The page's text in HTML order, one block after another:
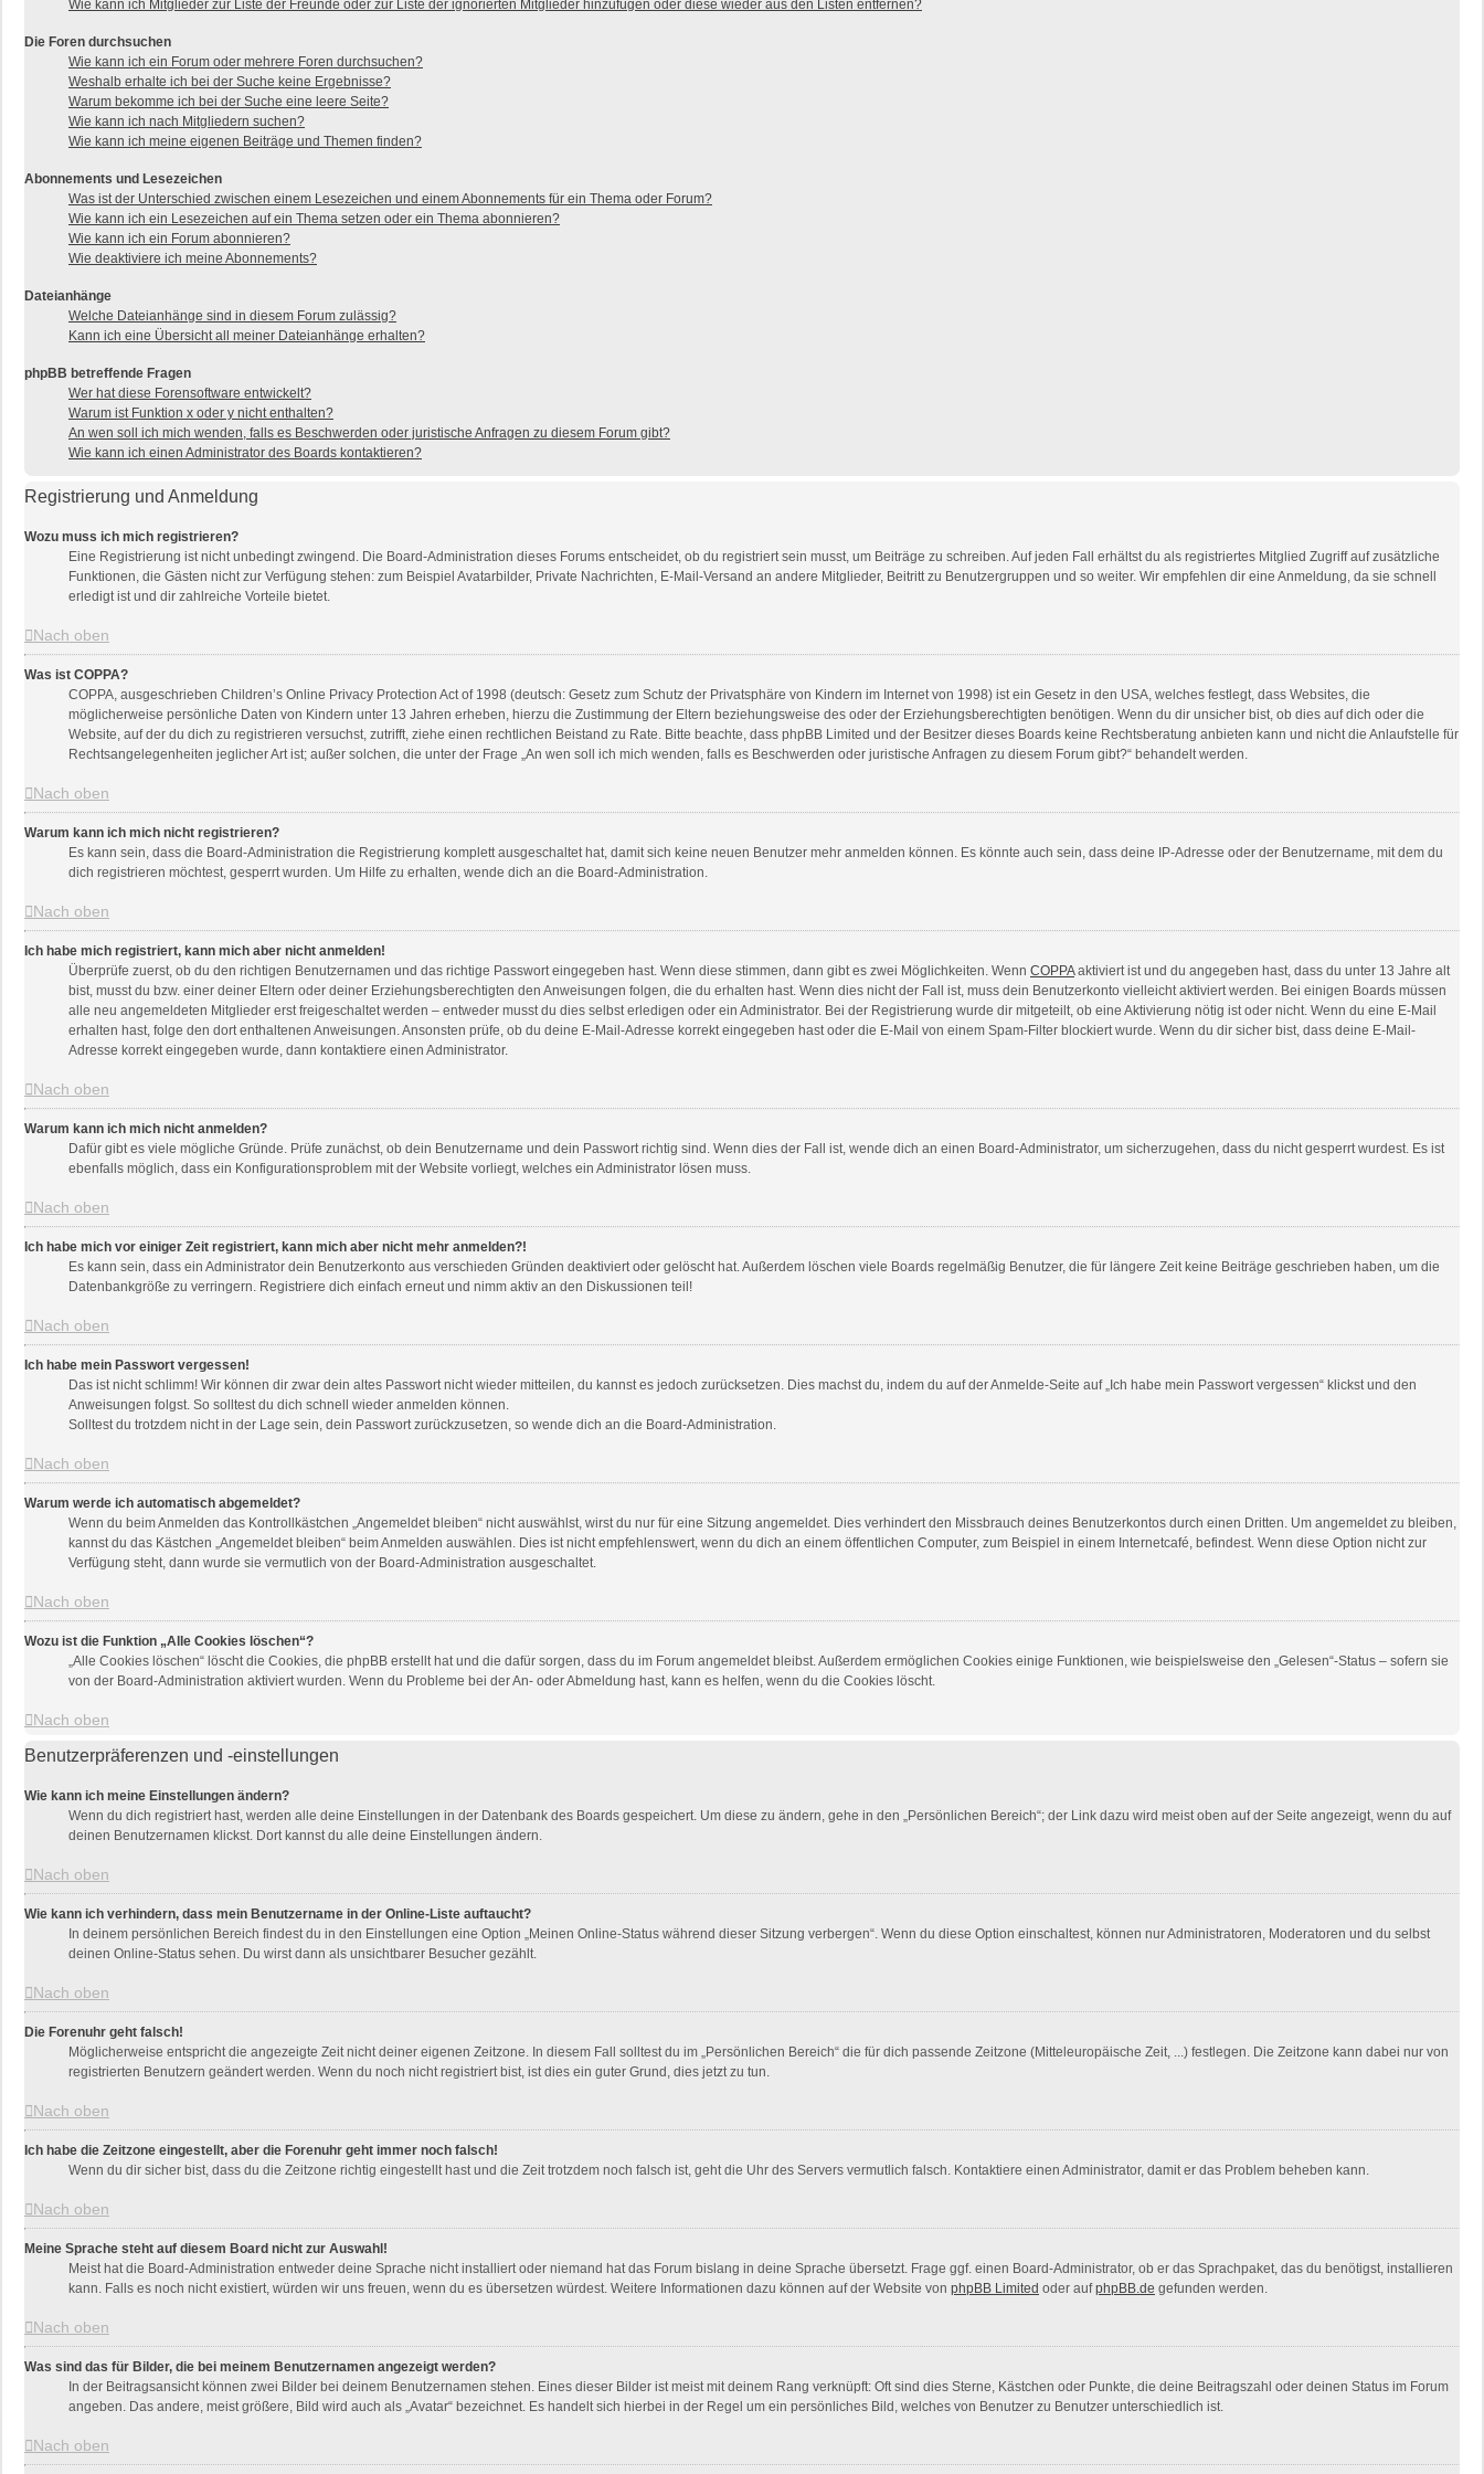
Wie kann ich Mitglieder zur Liste der Freunde oder zur Liste der ignorierten Mitglieder hinzufügen oder diese wieder aus den Listen entfernen?
Die Foren durchsuchen
Wie kann ich ein Forum oder mehrere Foren durchsuchen?
Weshalb erhalte ich bei der Suche keine Ergebnisse?
Warum bekomme ich bei der Suche eine leere Seite?
Wie kann ich nach Mitgliedern suchen?
Wie kann ich meine eigenen Beiträge und Themen finden?
Abonnements und Lesezeichen
Was ist der Unterschied zwischen einem Lesezeichen und einem Abonnements für ein Thema oder Forum?
Wie kann ich ein Lesezeichen auf ein Thema setzen oder ein Thema abonnieren?
Wie kann ich ein Forum abonnieren?
Wie deaktiviere ich meine Abonnements?
Dateianhänge
Welche Dateianhänge sind in diesem Forum zulässig?
Kann ich eine Übersicht all meiner Dateianhänge erhalten?
phpBB betreffende Fragen
Wer hat diese Forensoftware entwickelt?
Warum ist Funktion x oder y nicht enthalten?
An wen soll ich mich wenden, falls es Beschwerden oder juristische Anfragen zu diesem Forum gibt?
Wie kann ich einen Administrator des Boards kontaktieren?
Registrierung und Anmeldung
Wozu muss ich mich registrieren?
Eine Registrierung ist nicht unbedingt zwingend. Die Board-Administration dieses Forums entscheidet, ob du registriert sein musst, um Beiträge zu schreiben. Auf jeden Fall erhältst du als registriertes Mitglied Zugriff auf zusätzliche
Funktionen, die Gästen nicht zur Verfügung stehen: zum Beispiel Avatarbilder, Private Nachrichten, E-Mail-Versand an andere Mitglieder, Beitritt zu Benutzergruppen und so weiter. Wir empfehlen dir eine Anmeldung, da sie schnell
erledigt ist und dir zahlreiche Vorteile bietet.
Nach oben
Was ist COPPA?
COPPA, ausgeschrieben Children’s Online Privacy Protection Act of 1998 (deutsch: Gesetz zum Schutz der Privatsphäre von Kindern im Internet von 1998) ist ein Gesetz in den USA, welches festlegt, dass Websites, die
möglicherweise persönliche Daten von Kindern unter 13 Jahren erheben, hierzu die Zustimmung der Eltern beziehungsweise des oder der Erziehungsberechtigten benötigen. Wenn du dir unsicher bist, ob dies auf dich oder die
Website, auf der du dich zu registrieren versuchst, zutrifft, ziehe einen rechtlichen Beistand zu Rate. Bitte beachte, dass phpBB Limited und der Besitzer dieses Boards keine Rechtsberatung anbieten kann und nicht die Anlaufstelle für
Rechtsangelegenheiten jeglicher Art ist; außer solchen, die unter der Frage „An wen soll ich mich wenden, falls es Beschwerden oder juristische Anfragen zu diesem Forum gibt?“ behandelt werden.
Nach oben
Warum kann ich mich nicht registrieren?
Es kann sein, dass die Board-Administration die Registrierung komplett ausgeschaltet hat, damit sich keine neuen Benutzer mehr anmelden können. Es könnte auch sein, dass deine IP-Adresse oder der Benutzername, mit dem du
dich registrieren möchtest, gesperrt wurden. Um Hilfe zu erhalten, wende dich an die Board-Administration.
Nach oben
Ich habe mich registriert, kann mich aber nicht anmelden!
Überprüfe zuerst, ob du den richtigen Benutzernamen und das richtige Passwort eingegeben hast. Wenn diese stimmen, dann gibt es zwei Möglichkeiten. Wenn COPPAaktiviert ist und du angegeben hast, dass du unter 13 Jahre alt
bist, musst du bzw. einer deiner Eltern oder deiner Erziehungsberechtigten den Anweisungen folgen, die du erhalten hast. Wenn dies nicht der Fall ist, muss dein Benutzerkonto vielleicht aktiviert werden. Bei einigen Boards müssen
alle neu angemeldeten Mitglieder erst freigeschaltet werden – entweder musst du dies selbst erledigen oder ein Administrator. Bei der Registrierung wurde dir mitgeteilt, ob eine Aktivierung nötig ist oder nicht. Wenn du eine E-Mail
erhalten hast, folge den dort enthaltenen Anweisungen. Ansonsten prüfe, ob du deine E-Mail-Adresse korrekt eingegeben hast oder die E-Mail von einem Spam-Filter blockiert wurde. Wenn du dir sicher bist, dass deine E-Mail-
Adresse korrekt eingegeben wurde, dann kontaktiere einen Administrator.
Nach oben
Warum kann ich mich nicht anmelden?
Dafür gibt es viele mögliche Gründe. Prüfe zunächst, ob dein Benutzername und dein Passwort richtig sind. Wenn dies der Fall ist, wende dich an einen Board-Administrator, um sicherzugehen, dass du nicht gesperrt wurdest. Es ist
ebenfalls möglich, dass ein Konfigurationsproblem mit der Website vorliegt, welches ein Administrator lösen muss.
Nach oben
Ich habe mich vor einiger Zeit registriert, kann mich aber nicht mehr anmelden?!
Es kann sein, dass ein Administrator dein Benutzerkonto aus verschieden Gründen deaktiviert oder gelöscht hat. Außerdem löschen viele Boards regelmäßig Benutzer, die für längere Zeit keine Beiträge geschrieben haben, um die
Datenbankgröße zu verringern. Registriere dich einfach erneut und nimm aktiv an den Diskussionen teil!
Nach oben
Ich habe mein Passwort vergessen!
Das ist nicht schlimm! Wir können dir zwar dein altes Passwort nicht wieder mitteilen, du kannst es jedoch zurücksetzen. Dies machst du, indem du auf der Anmelde-Seite auf „Ich habe mein Passwort vergessen“ klickst und den
Anweisungen folgst. So solltest du dich schnell wieder anmelden können.
Solltest du trotzdem nicht in der Lage sein, dein Passwort zurückzusetzen, so wende dich an die Board-Administration.
Nach oben
Warum werde ich automatisch abgemeldet?
Wenn du beim Anmelden das Kontrollkästchen „Angemeldet bleiben“ nicht auswählst, wirst du nur für eine Sitzung angemeldet. Dies verhindert den Missbrauch deines Benutzerkontos durch einen Dritten. Um angemeldet zu bleiben,
kannst du das Kästchen „Angemeldet bleiben“ beim Anmelden auswählen. Dies ist nicht empfehlenswert, wenn du dich an einem öffentlichen Computer, zum Beispiel in einem Internetcafé, befindest. Wenn diese Option nicht zur
Verfügung steht, dann wurde sie vermutlich von der Board-Administration ausgeschaltet.
Nach oben
Wozu ist die Funktion „Alle Cookies löschen“?
„Alle Cookies löschen“ löscht die Cookies, die phpBB erstellt hat und die dafür sorgen, dass du im Forum angemeldet bleibst. Außerdem ermöglichen Cookies einige Funktionen, wie beispielsweise den „Gelesen“-Status – sofern sie
von der Board-Administration aktiviert wurden. Wenn du Probleme bei der An- oder Abmeldung hast, kann es helfen, wenn du die Cookies löscht.
Nach oben
Benutzerpräferenzen und -einstellungen
Wie kann ich meine Einstellungen ändern?
Wenn du dich registriert hast, werden alle deine Einstellungen in der Datenbank des Boards gespeichert. Um diese zu ändern, gehe in den „Persönlichen Bereich“; der Link dazu wird meist oben auf der Seite angezeigt, wenn du auf
deinen Benutzernamen klickst. Dort kannst du alle deine Einstellungen ändern.
Nach oben
Wie kann ich verhindern, dass mein Benutzername in der Online-Liste auftaucht?
In deinem persönlichen Bereich findest du in den Einstellungen eine Option „Meinen Online-Status während dieser Sitzung verbergen“. Wenn du diese Option einschaltest, können nur Administratoren, Moderatoren und du selbst
deinen Online-Status sehen. Du wirst dann als unsichtbarer Besucher gezählt.
Nach oben
Die Forenuhr geht falsch!
Möglicherweise entspricht die angezeigte Zeit nicht deiner eigenen Zeitzone. In diesem Fall solltest du im „Persönlichen Bereich“ die für dich passende Zeitzone (Mitteleuropäische Zeit, ...) festlegen. Die Zeitzone kann dabei nur von
registrierten Benutzern geändert werden. Wenn du noch nicht registriert bist, ist dies ein guter Grund, dies jetzt zu tun.
Nach oben
Ich habe die Zeitzone eingestellt, aber die Forenuhr geht immer noch falsch!
Wenn du dir sicher bist, dass du die Zeitzone richtig eingestellt hast und die Zeit trotzdem noch falsch ist, geht die Uhr des Servers vermutlich falsch. Kontaktiere einen Administrator, damit er das Problem beheben kann.
Nach oben
Meine Sprache steht auf diesem Board nicht zur Auswahl!
Meist hat die Board-Administration entweder deine Sprache nicht installiert oder niemand hat das Forum bislang in deine Sprache übersetzt. Frage ggf. einen Board-Administrator, ob er das Sprachpaket, das du benötigst, installieren
kann. Falls es noch nicht existiert, würden wir uns freuen, wenn du es übersetzen würdest. Weitere Informationen dazu können auf der Website von phpBB Limited oder aufphpBB.de gefunden werden.
Nach oben
Was sind das für Bilder, die bei meinem Benutzernamen angezeigt werden?
In der Beitragsansicht können zwei Bilder bei deinem Benutzernamen stehen. Eines dieser Bilder ist meist mit deinem Rang verknüpft: Oft sind dies Sterne, Kästchen oder Punkte, die deine Beitragszahl oder deinen Status im Forum
angeben. Das andere, meist größere, Bild wird auch als „Avatar“ bezeichnet. Es handelt sich hierbei in der Regel um ein persönliches Bild, welches von Benutzer zu Benutzer unterschiedlich ist.
Nach oben